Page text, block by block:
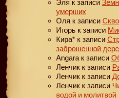
Эля к записи
умерших
Оля к записи
Игорь к записи
Кира* к записи
заброшенной
Angara к записи
Ленчик к записи
Ленчик к записи
Ленчик к записи
водой и молитвой